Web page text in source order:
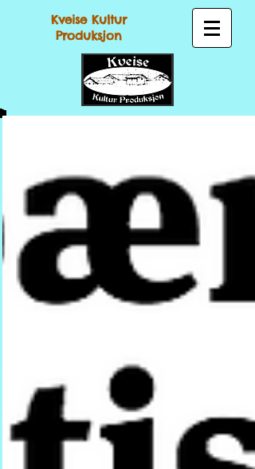
Kveise Kultur
Produksjon